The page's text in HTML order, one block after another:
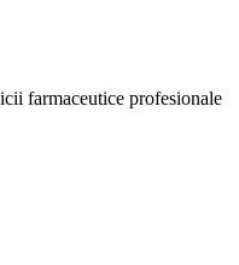
farmaceutice profesionale